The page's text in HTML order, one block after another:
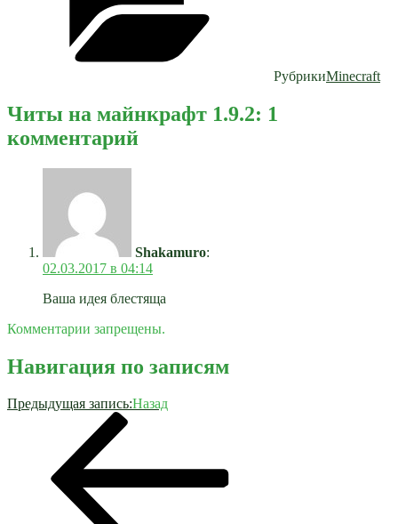
РубрикиMinecraft
Читы на майнкрафт 1.9.2: 1
комментарий
Shakamuro:
02.03.2017 в 04:14
Ваша идея блестяща
Комментарии запрещены.
Навигация по записям
Предыдущая запись:Назад